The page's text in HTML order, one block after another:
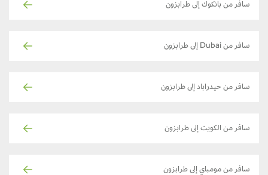
سافر من بانكوك إلى طرابزون
سافر من Dubai إلى طرابزون
سافر من حيدراباد إلى طرابزون
سافر من الكويت إلى طرابزون
سافر من مومباي إلى طرابزون